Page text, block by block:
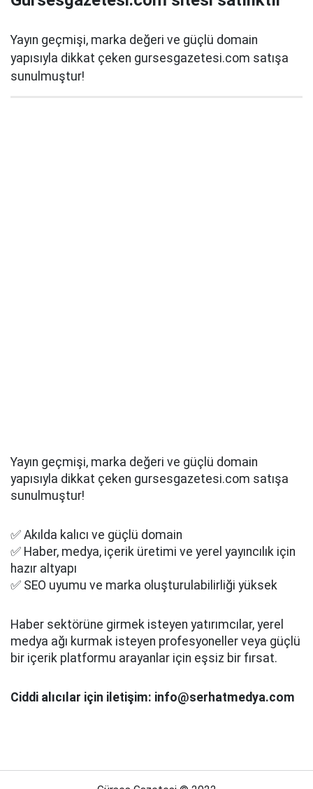
Yayın geçmişi, marka değeri ve güçlü domain
yapısıyla dikkat çeken gursesgazetesi.com satışa
sunulmuştur!
Yayın geçmişi, marka değeri ve güçlü domain
yapısıyla dikkat çeken gursesgazetesi.com satışa
sunulmuştur!
✅ Akılda kalıcı ve güçlü domain
✅ Haber, medya, içerik üretimi ve yerel yayıncılık için
hazır altyapı
✅ SEO uyumu ve marka oluşturulabilirliği yüksek
Haber sektörüne girmek isteyen yatırımcılar, yerel
medya ağı kurmak isteyen profesyoneller veya güçlü
bir içerik platformu arayanlar için eşsiz bir fırsat.
Ciddi alıcılar için iletişim: info@serhatmedya.com